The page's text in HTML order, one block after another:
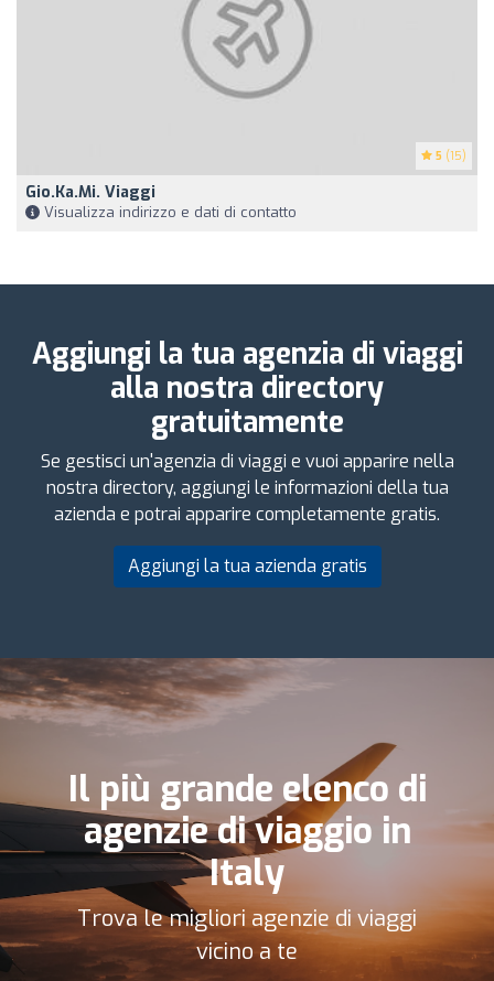
5 (15)
Gio.ka.mi. Viaggi
Visualizza indirizzo e dati di contatto
Aggiungi la tua agenzia di viaggi
alla nostra directory
gratuitamente
Se gestisci un'agenzia di viaggi e vuoi apparire nella
nostra directory, aggiungi le informazioni della tua
azienda e potrai apparire completamente gratis.
Aggiungi la tua azienda gratis
Il più grande elenco di
agenzie di viaggio in
Italy
Trova le migliori agenzie di viaggi
vicino a te